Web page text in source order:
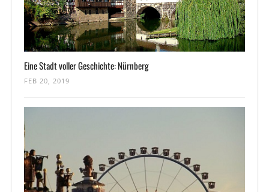
Eine Stadt voller Geschichte: Nürnberg
FEB 20, 2019